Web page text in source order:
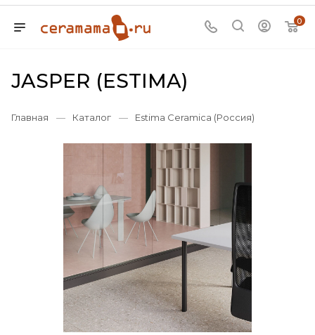
0
JASPER (ESTIMA)
Главная — Каталог — Estima Ceramica (Россия)